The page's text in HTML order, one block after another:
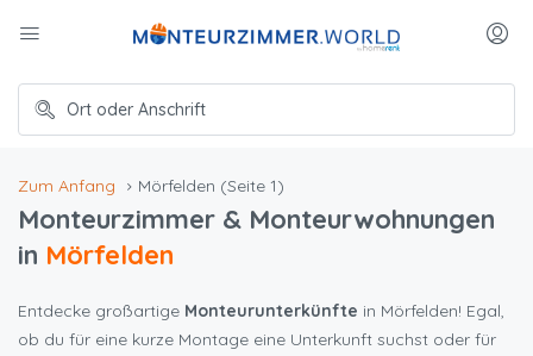
Zum Anfang Mörfelden (Seite 1)
Monteurzimmer & Monteurwohnungen
in Mörfelden
Entdecke großartige Monteurunterkünfte in Mörfelden! Egal,
ob du für eine kurze Montage eine Unterkunft suchst oder für